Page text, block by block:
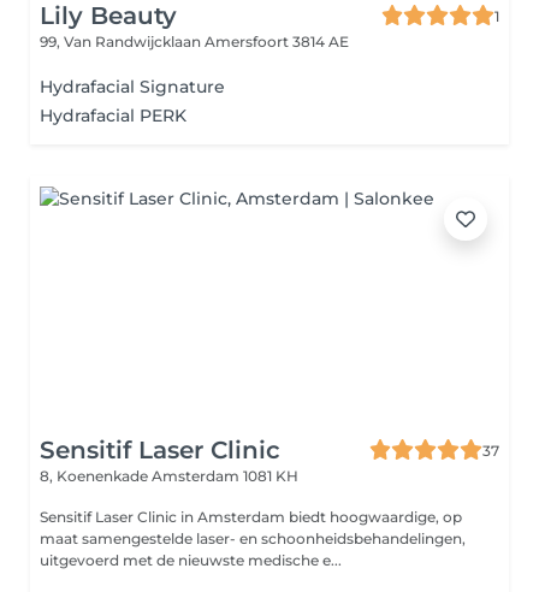
Lily Beauty
1
99, Van Randwijcklaan Amersfoort 3814 AE
Hydrafacial Signature
Hydrafacial PERK
Sensitif Laser Clinic
37
8, Koenenkade Amsterdam 1081 KH
Sensitif Laser Clinic in Amsterdam biedt hoogwaardige, op
maat samengestelde laser- en schoonheidsbehandelingen,
uitgevoerd met de nieuwste medische e...